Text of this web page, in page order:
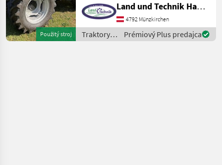
Použitý stroj
Säule • 120 Liter
Kraftstofftank • 10 Liter
AdBlue • Viscolüfter • 12/12
Po
Land und Technik HandelsgesmbH
4792 Münzkirchen
Traktory /
New
Prémiový Plus predajca